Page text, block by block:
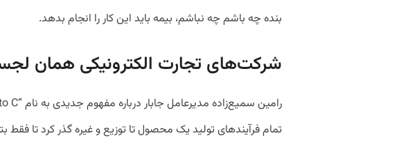
بنده چه باشم چه نباشم، بیمه باید این کار را انجام بدهد.
شرکت‌های تجارت الکترونیکی همان
تمام فرآیندهای تولید یک محصول تا توزیع و غیره گذر کرد تا فقط